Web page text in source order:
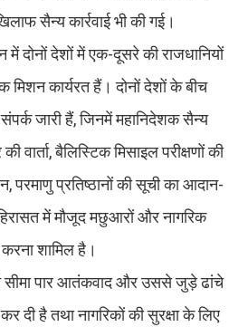
सैन्य कार्रवाई भी की गई।
में दोनों देशों में एक-दूसरे की राजधानियों
मिशन कार्यरत हैं। दोनों देशों के बीच
जारी हैं, जिनमें महानिदेशक सैन्य
बैलिस्टिक मिसाइल परीक्षणों की
परमाणु प्रतिष्ठानों की सूची का आदान-
में मौजूद मछुआरों और नागरिक
शामिल है।
सीमा पार आतंकवाद और उससे जुड़े ढांचे
दी है तथा नागरिकों की सुरक्षा के लिए